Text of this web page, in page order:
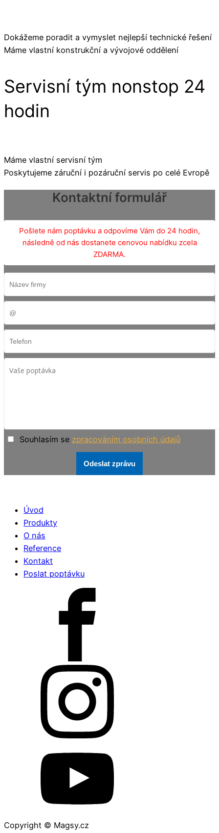
Dokážeme poradit a vymyslet nejlepší technické řešení
Máme vlastní konstrukční a vývojové oddělení
Servisní tým nonstop 24
hodin
Máme vlastní servisní tým
Poskytujeme záruční i pozáruční servis po celé Evropě
Kontaktní formulář
Pošlete nám poptávku a odpovíme Vám do 24 hodin,
následně od nás dostanete cenovou nabídku zcela
ZDARMA.
Souhlasím se zpracováním osobních údajů
Odeslat zprávu
Úvod
Produkty
O nás
Reference
Kontakt
Poslat poptávku
Copyright © Magsy.cz